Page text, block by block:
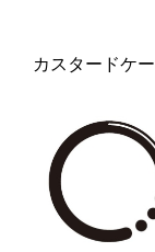
カスタードケ